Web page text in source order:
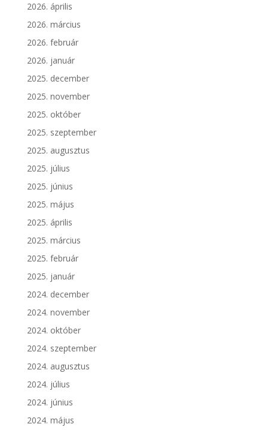
2026. április
2026. március
2026. február
2026. január
2025. december
2025. november
2025. október
2025. szeptember
2025. augusztus
2025. július
2025. június
2025. május
2025. április
2025. március
2025. február
2025. január
2024. december
2024. november
2024. október
2024. szeptember
2024. augusztus
2024. július
2024. június
2024. május